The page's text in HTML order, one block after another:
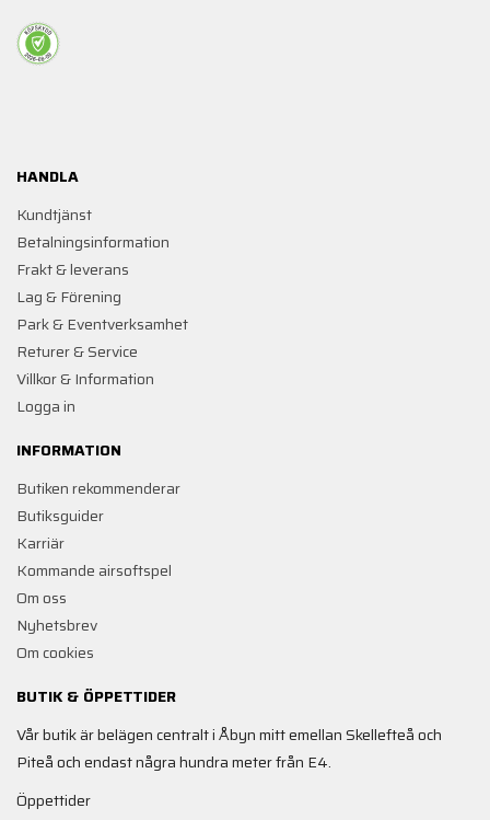
HANDLA
Kundtjänst
Betalningsinformation
Frakt & leverans
Lag & Förening
Park & Eventverksamhet
Returer & Service
Villkor & Information
Logga in
INFORMATION
Butiken rekommenderar
Butiksguider
Karriär
Kommande airsoftspel
Om oss
Nyhetsbrev
Om cookies
BUTIK & ÖPPETTIDER
Vår butik är belägen centralt i Åbyn mitt emellan Skellefteå och
Piteå och endast några hundra meter från E4.
Öppettider